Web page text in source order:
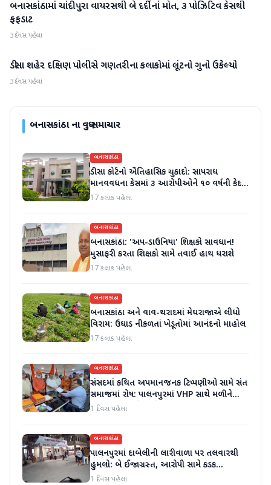
બનાસકાંઠા
બનાસકાંઠામાં ચાંદીપુરા વાયરસથી બે દર્દીનાં મોત, ૩ પોઝિટિવ કેસથી
ફફડાટ
3 દિવસ પહેલા
બનાસકાંઠા
ડીસા શહેર દક્ષિણ પોલીસે ગણતરીના કલાકોમાં લૂંટનો ગુનો ઉકેલ્યો
3 દિવસ પહેલા
બનાસકાંઠાના વધુ સમાચાર
બનાસકાંઠા
ડીસા કોર્ટનો ઐતિહાસિક ચુકાદો: સાપરાધ
માનવવધના કેસમાં ૩ આરોપીઓને ૧૦ વર્ષની કેદ
અને ૬ લાખનો દંડ
17 કલાક પહેલા
બનાસકાંઠા
બનાસકાંઠા: 'અપ-ડાઉનિયા' શિક્ષકો સાવધાન!
મુસાફરી કરતા શિક્ષકો સામે તવાઈ હાથ ધરાશે
17 કલાક પહેલા
બનાસકાંઠા
બનાસકાંઠા અને વાવ-થરાદમાં મેઘરાજાએ લીધો
વિરામ: ઉઘાડ નીકળતાં ખેડૂતોમાં આનંદનો માહોલ
17 કલાક પહેલા
બનાસકાંઠા
સંસદમાં કથિત અપમાનજનક ટિપ્પણીઓ સામે સંત
સમાજમાં રોષ: પાલનપુરમાં VHP સાથે મળીને
અધિક કલેક્ટરને આવેદનપત્ર આપ્યું
1 દિવસ પહેલા
બનાસકાંઠા
પાલનપુરમાં દાબેલીની લારીવાળા પર તલવારથી
હુમલો: બે ઈજાગ્રસ્ત, આરોપી સામે કડક
કાર્યવાહીની માંગ
1 દિવસ પહેલા